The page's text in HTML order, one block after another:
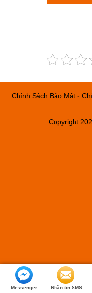
Chính Sách Bảo Mật-
Copyright
Messenger Nhắn tin SMS